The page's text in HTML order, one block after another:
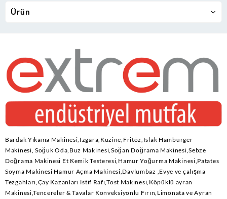
Ürün
Bardak Yıkama Makinesi,Izgara,Kuzine,Fritöz,Islak Hamburger
Makinesi, Soğuk Oda,Buz Makinesi,Soğan Doğrama Makinesi,Sebze
Doğrama Makinesi Et Kemik Testeresi,Hamur Yoğurma Makinesi,Patates
Soyma Makinesi Hamur Açma Makinesi,Davlumbaz ,Evye ve çalışma
Tezgahları,Çay Kazanları İstif Rafı,Tost Makinesi,Köpüklü ayran
Makinesi,Tencereler & Tavalar Konveksiyonlu Fırın,Limonata ve Ayran